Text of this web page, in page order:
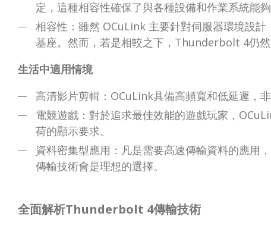
定，這種相容性確保了與各種設備和作業系統能夠
相容性：雖然 OCuLink 主要針對伺服器環境設
基座。然而，若是相較之下，Thunderbolt 4仍然
生活中適用情境
高清影片剪輯：OCuLink具備高頻寬和低延遲，
電競遊戲：對於追求最佳效能的遊戲玩家，
荷的顯示要求。
資料密集型應用：凡是需要高速傳輸資料的應用
傳輸技術會是理想的選擇。
全面解析Thunderbolt 4傳輸技術